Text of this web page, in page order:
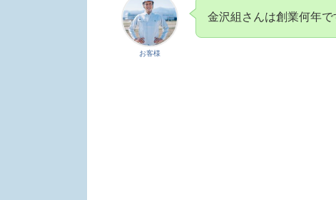
お客様
金沢組さんは創業何年で